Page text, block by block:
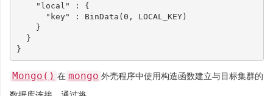
"local"
:
{
"key"
: BinData (0 , LOCAL_KEY)
}
}
}
Mongo() 在 mongo 外壳程序中使用构造函数建立与目标集群的